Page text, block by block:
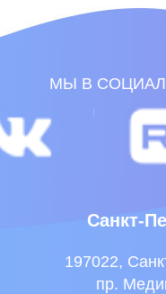
Санкт-
197022,
пр.